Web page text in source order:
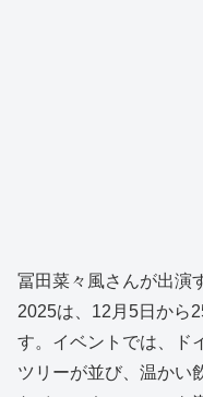
冨田菜々風さんが出演
2025は、12月5日から
す。イベントでは、ド
ツリーが並び、温かい